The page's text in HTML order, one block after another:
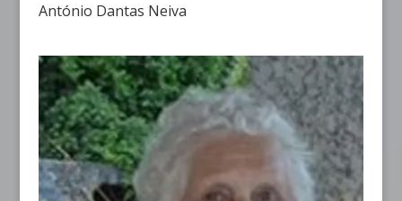
António Dantas Neiva